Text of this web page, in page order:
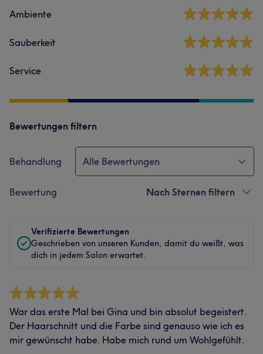
Ambiente
Sauberkeit
Service
Bewertungen filtern
Behandlung Alle Bewertungen
Bewertung Nach Sternen filtern
Verifizierte Bewertungen
Geschrieben von unseren Kunden, damit du weißt, was
dich in jedem Salon erwartet.
War das erste Mal bei Gina und bin absolut begeistert.
Der Haarschnitt und die Farbe sind genauso wie ich es
mir gewünscht habe. Habe mich rund um Wohlgefühlt.